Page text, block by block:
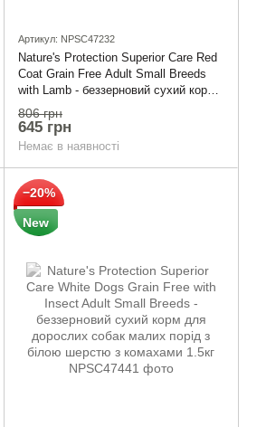
Артикул: NPSC47232
Nature's Protection Superior Care Red
Coat Grain Free Adult Small Breeds
with Lamb - беззерновий сухий корм
для дорослих собак малих порід з
рудим забарвленням шерсті з ягням
1,5 кг
806 грн
645 грн
Немає в наявності
−20%
New